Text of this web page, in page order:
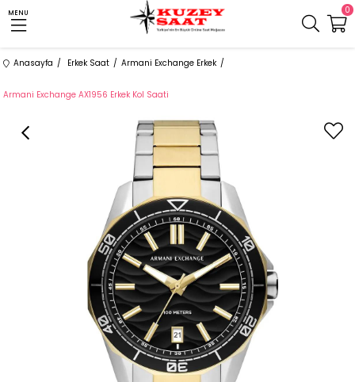
MENU 0
Anasayfa Erkek Saat Armani Exchange Erkek
Armani Exchange AX1956 Erkek Kol Saati